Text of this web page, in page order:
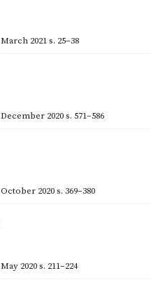
March 2021s. 25–38
December 2020s. 571–586
October 2020s. 369–380
May 2020s. 211–224